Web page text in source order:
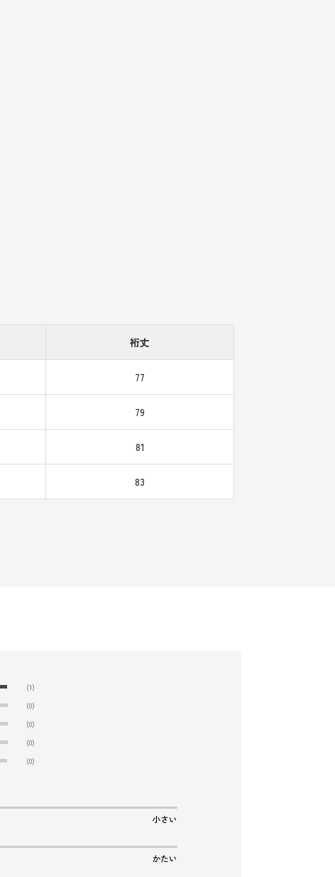
裄丈
77
79
81
83
(1)
(0)
(0)
(0)
(0)
小さい
かたい